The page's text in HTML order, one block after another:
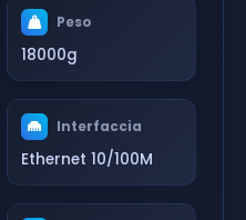
Peso
18000g
Interfaccia
Ethernet 10/100M